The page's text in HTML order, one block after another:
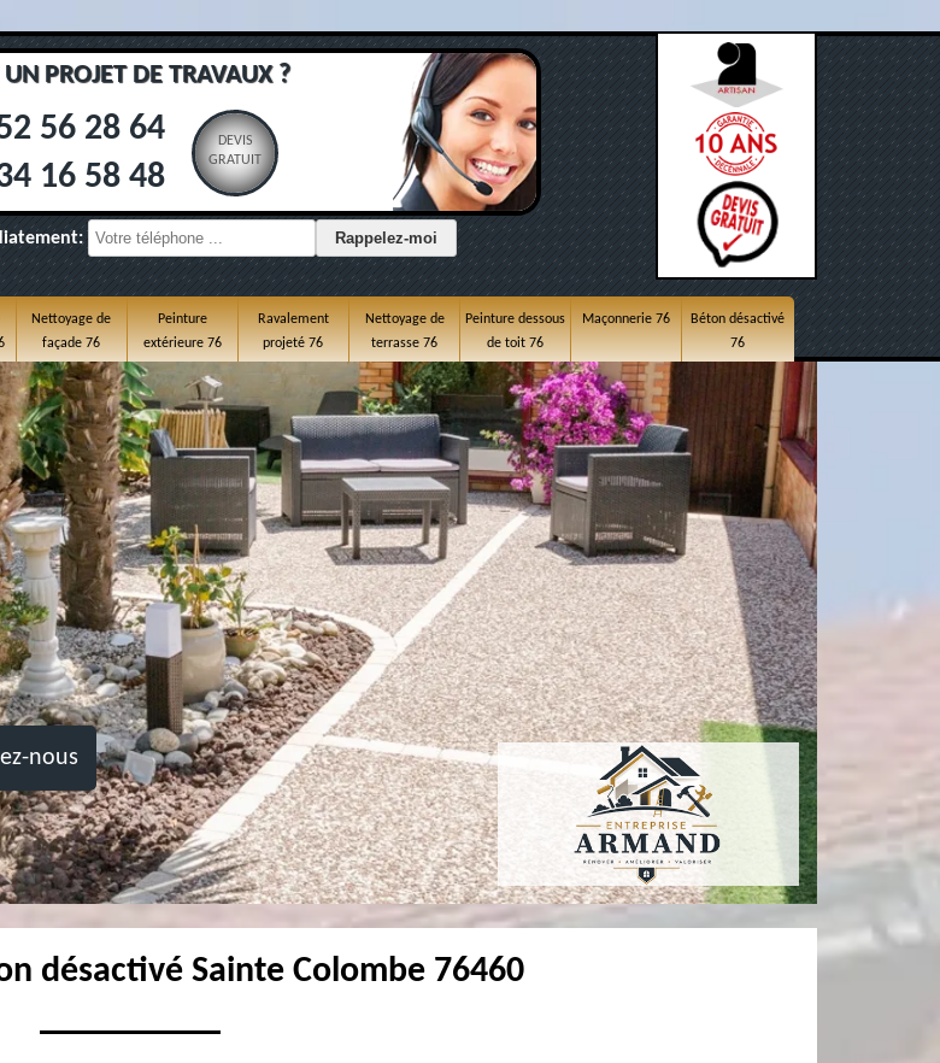
PROJET DE TRAVAUX ?
56 28 64
16 58 48
DEVIS
GRATUIT
Nettoyage de
façade 76
Peinture
extérieure 76
Ravalement
projeté 76
Nettoyage de
terrasse 76
Peinture dessous
de toit 76
Maçonnerie 76
Béton désactivé
76
nous
désactivé Sainte Colombe 76460